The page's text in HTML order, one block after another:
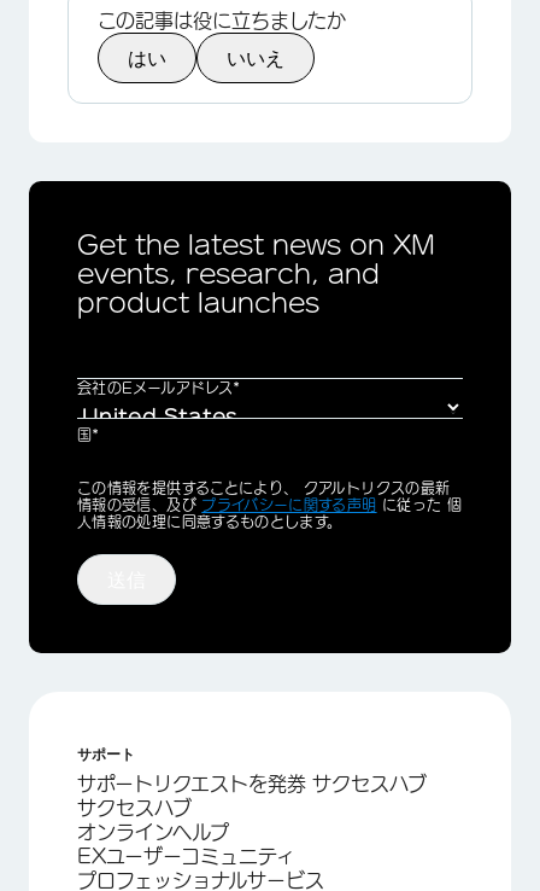
この記事は役に立ちましたか
はい いいえ
Get the latest news on XM
events, research, and
product launches
会社のEメールアドレス*
国*
Privacy
Optin
この情報を提供することにより、 クアルトリクスの最新
情報の受信、及び プライバシーに関する声明 に従った 個
人情報の処理に同意するものとします。
サポート
サポートリクエストを発券 サクセスハブ
サクセスハブ
オンラインヘルプ
EXユーザーコミュニティ
プロフェッショナルサービス